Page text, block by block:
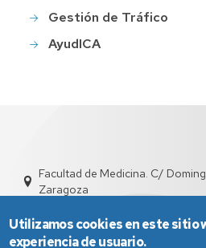
Gestión de Tráfico
AyudICA
Facultad de Medicina. C/
Zaragoza
Utilizamos cookies en este sitio
experiencia de usuario.